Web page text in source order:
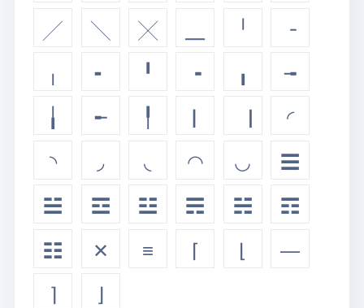
╱
╲ ╳ ╵
╶
╷
╸ ╹ ╺ ╻
╼
╽
╾ ╿ ▏ ▕
◜
◝
◞ ◟ ◠ ◡
☰
☱
☲ ☳ ☴ ☵
☶
☷
✕ ≡ ⌈ ⌊
—
⌉
⌋